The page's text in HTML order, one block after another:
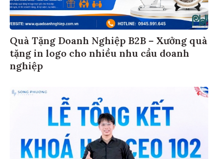
Quà Tặng Doanh Nghiệp B2B – Xưởng quà
tặng in logo cho nhiều nhu cầu doanh
nghiệp